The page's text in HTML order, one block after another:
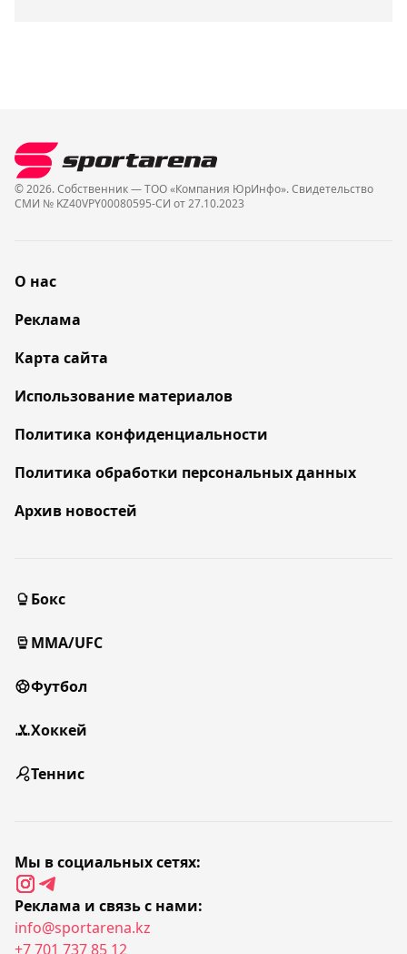
© 2026. Собственник — ТОО «Компания ЮрИнфо». Cвидетельство
СМИ № KZ40VPY00080595-СИ от 27.10.2023
О нас
Реклама
Карта сайта
Использование материалов
Политика конфиденциальности
Политика обработки персональных данных
Архив новостей
Бокс
MMA/UFC
Футбол
Хоккей
Теннис
Мы в социальных сетях:
Реклама и связь с нами:
info@sportarena.kz
+7 701 737 85 12